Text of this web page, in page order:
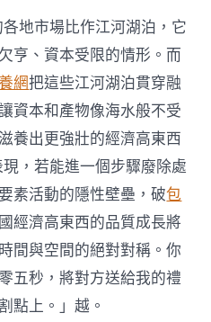
地市場比作江河湖泊，它
亨、資本受限的情形。而
網把這些江河湖泊貫穿融
資本和產物像海水般不受
養出更強壯的經濟高東西
，若能進一個步驟廢除處
素活動的隱性壁壘，破包
經濟高東西的品質成長將
間與空間的絕對對稱。你
五秒，將對方送給我的禮
點上。」越。